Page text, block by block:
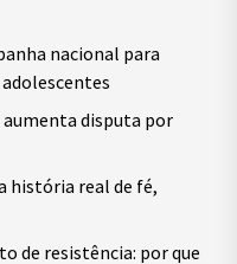
nacional para
aumenta disputa por
história real de fé,
de resistência: por que